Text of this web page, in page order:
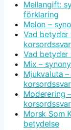
Mellangift:
förklaring
Melon –
Vad betyder
korsordssvar
Vad betyder
Mix –
Mjukvaluta
korsordssvar
Moderering
korsordssvar
Morsk Som
betydelse